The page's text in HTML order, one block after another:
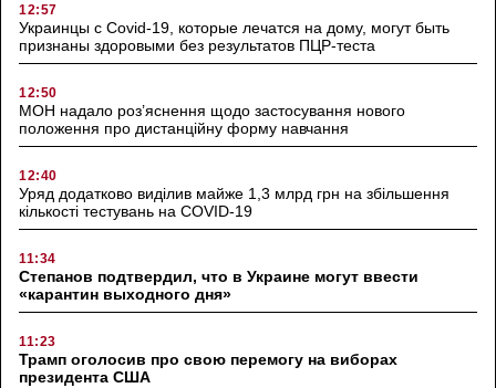
12:57
Украинцы с Covid-19, которые лечатся на дому, могут быть
признаны здоровыми без результатов ПЦР-теста
12:50
МОН надало роз’яснення щодо застосування нового
положення про дистанційну форму навчання
12:40
Уряд додатково виділив майже 1,3 млрд грн на збільшення
кількості тестувань на COVID-19
11:34
Степанов подтвердил, что в Украине могут ввести
«карантин выходного дня»
11:23
Трамп оголосив про свою перемогу на виборах
президента США